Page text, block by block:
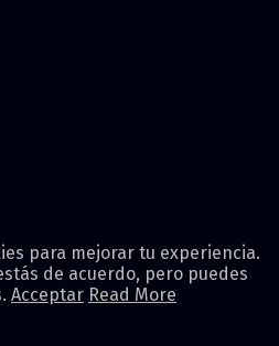
para mejorar tu experiencia.
de acuerdo, pero puedes
Acceptar Read More